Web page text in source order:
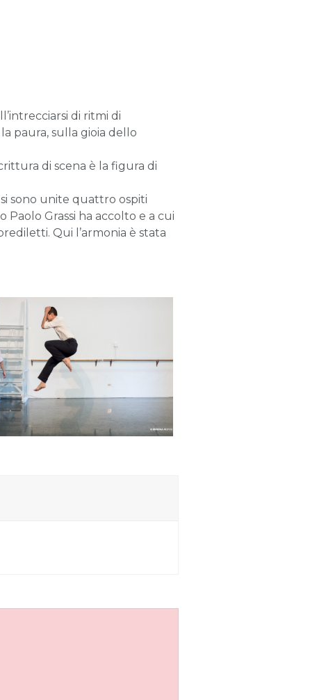
di ritmi di
paura, sulla gioia dello
di scena è la figura di
sono unite quattro ospiti
Grassi ha accolto e a cui
Qui l’armonia è stata